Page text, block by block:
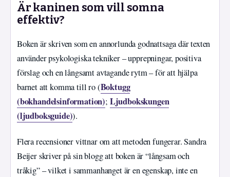
Är kaninen som vill somna
effektiv?
Boken är skriven som en annorlunda godnattsaga där texten
använder psykologiska tekniker – upprepningar, positiva
förslag och en långsamt avtagande rytm – för att hjälpa
barnet att komma till ro (Boktugg
(bokhandelsinformation); Ljudbokskungen
(ljudboksguide)).
Flera recensioner vittnar om att metoden fungerar. Sandra
Beijer skriver på sin blogg att boken är “långsam och
tråkig” – vilket i sammanhanget är en egenskap, inte en